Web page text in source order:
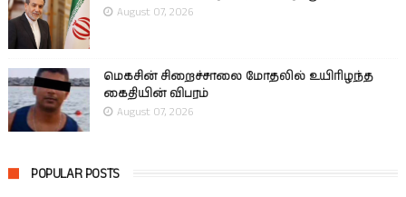
August 07, 2026
மெகசின் சிறைச்சாலை மோதலில் உயிரிழந்த
கைதியின் விபரம்
August 07, 2026
POPULAR POSTS